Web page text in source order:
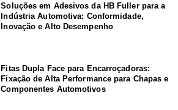
Soluções em Adesivos da HB Fuller para a
Indústria Automotiva: Conformidade,
Inovação e Alto Desempenho
Fitas Dupla Face para Encarroçadoras:
Fixação de Alta Performance para Chapas e
Componentes Automotivos